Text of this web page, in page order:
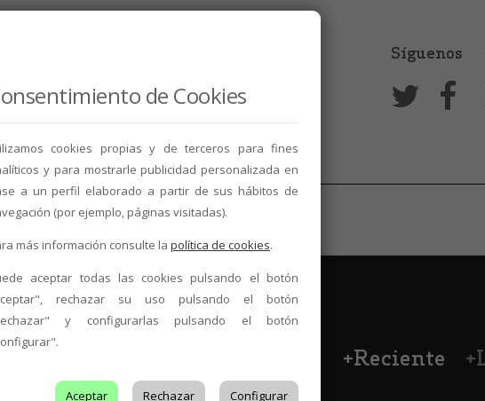
Síguenos
Tendencia +Reciente
de Cookies
cookies propias y de terceros para fines
y para mostrarle publicidad personalizada en
a un perfil elaborado a partir de sus hábitos de
(por ejemplo, páginas visitadas).
más información consulte la política de cookies.
aceptar todas las cookies pulsando el botón
rechazar su uso pulsando el botón
y configurarlas pulsando el botón
Aceptar Rechazar Configurar